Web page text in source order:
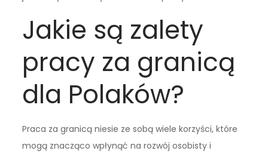
Jakie są zalety
pracy za granicą
dla Polaków?
Praca za granicą niesie ze sobą wiele korzyści, które
mogą znacząco wpłynąć na rozwój osobisty i